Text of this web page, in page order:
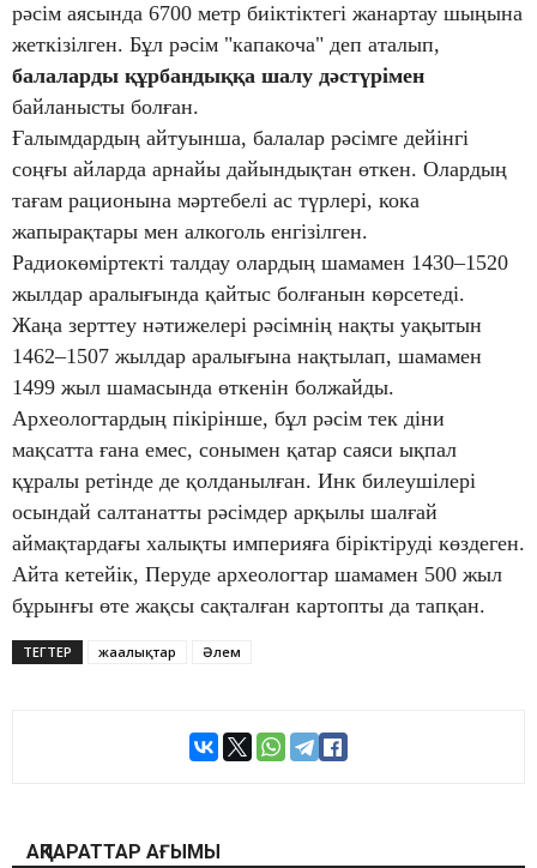
рәсім аясында 6700 метр биіктіктегі жанартау шыңына
жеткізілген. Бұл рәсім "капакоча" деп аталып,
балаларды құрбандыққа шалу дәстүрімен
байланысты болған.
Ғалымдардың айтуынша, балалар рәсімге дейінгі
соңғы айларда арнайы дайындықтан өткен. Олардың
тағам рационына мәртебелі ас түрлері, кока
жапырақтары мен алкоголь енгізілген.
Радиокөміртекті талдау олардың шамамен 1430–1520
жылдар аралығында қайтыс болғанын көрсетеді.
Жаңа зерттеу нәтижелері рәсімнің нақты уақытын
1462–1507 жылдар аралығына нақтылап, шамамен
1499 жыл шамасында өткенін болжайды.
Археологтардың пікірінше, бұл рәсім тек діни
мақсатта ғана емес, сонымен қатар саяси ықпал
құралы ретінде де қолданылған. Инк билеушілері
осындай салтанатты рәсімдер арқылы шалғай
аймақтардағы халықты империяға біріктіруді көздеген.
Айта кетейік, Перуде археологтар шамамен 500 жыл
бұрынғы өте жақсы сақталған картопты да тапқан.
ТЕГТЕР жаңалықтар Әлем
АҚПАРАТТАР АҒЫМЫ